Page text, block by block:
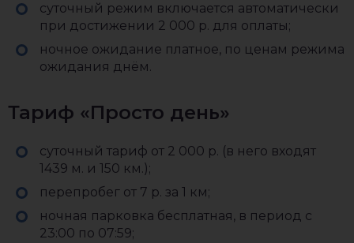
суточный режим включается автоматически
при достижении 2 000 р. для оплаты;
ночное ожидание платное, по ценам режима
ожидания днём.
Тариф «Просто день»
суточный тариф от 2 000 р. (в него входят
1439 м. и 150 км.);
перепробег от 7 р. за 1 км;
ночная парковка бесплатная, в период с
23:00 по 07:59;